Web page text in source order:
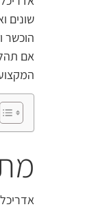
שונים
הוכשר
אם